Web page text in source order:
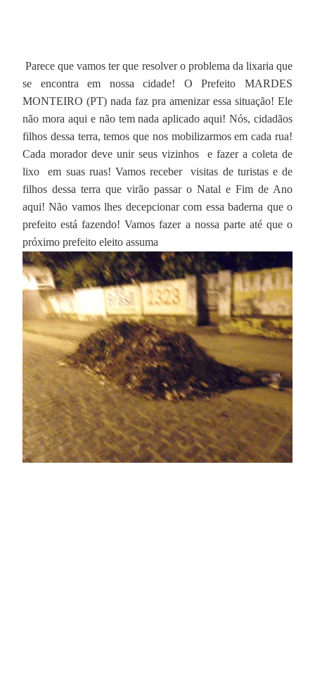
Parece que vamos ter que resolver o problema da lixaria que
se encontra em nossa cidade! O Prefeito MARDES
MONTEIRO (PT) nada faz pra amenizar essa situação! Ele
não mora aqui e não tem nada aplicado aqui! Nós, cidadãos
filhos dessa terra, temos que nos mobilizarmos em cada rua!
Cada morador deve unir seus vizinhos
e fazer a coleta de
lixo
em suas ruas! Vamos receber
visitas de turistas e de
filhos dessa terra que virão passar o Natal e Fim de Ano
aqui! Não vamos lhes decepcionar com essa baderna que o
prefeito está fazendo! Vamos fazer a nossa parte até que o
próximo prefeito eleito assuma